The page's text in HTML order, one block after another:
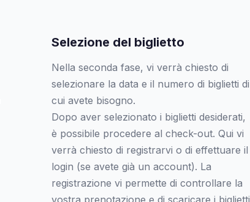
Selezione del biglietto
Nella seconda fase, vi verrà chiesto di
selezionare la data e il numero di biglietti di
cui avete bisogno.
Dopo aver selezionato i biglietti desiderati,
è possibile procedere al check-out. Qui vi
verrà chiesto di registrarvi o di effettuare il
login (se avete già un account). La
registrazione vi permette di controllare la
vostra prenotazione e di scaricare i biglietti